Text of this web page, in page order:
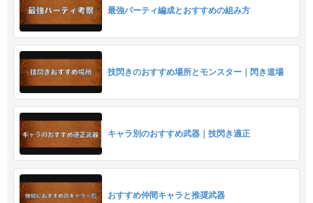
最強パーティ編成とおすすめの組み方
技閃きのおすすめ場所とモンスター｜閃き道場
キャラ別のおすすめ武器｜技閃き適正
おすすめ仲間キャラと推奨武器